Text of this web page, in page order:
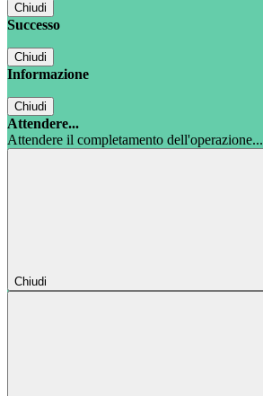
Chiudi
Successo
Chiudi
Informazione
Chiudi
Attendere...
Attendere il completamento dell'operazione...
Chiudi